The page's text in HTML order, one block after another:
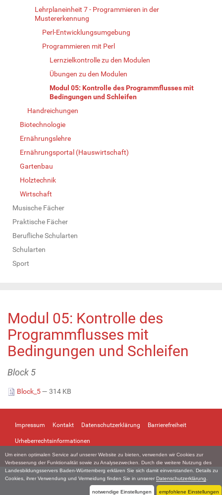
Um einen optimalen Service auf unserer Website zu bieten, verwenden wir Cookies zur
Verbesserung der Funktionalität sowie zu Analysezwecken. Durch die weitere Nutzung des
Landesbildungsservers Baden-Württemberg erklären Sie sich damit einverstanden. Details zu
Cookies, ihrer Verwendung und Vermeidung finden Sie in unserer Datenschutzerklärung
notwendige Einstellungen empfohlene Einstellungen
Lehrplaneinheit 7 - Programmieren in der
Mustererkennung
Perl-Entwicklungsumgebung
Programmieren mit Perl
Lernzielkontrolle zu den Modulen
Übungen zu den Modulen
Modul 05: Kontrolle des Programmflusses mit
Bedingungen und Schleifen
Handreichungen
Biotechnologie
Ernährungslehre
Ernährungsportal (Hauswirtschaft)
Gartenbau
Holztechnik
Wirtschaft
Musische Fächer
Praktische Fächer
Berufliche Schularten
Schularten
Sport
Modul 05: Kontrolle des
Programmflusses mit
Bedingungen und Schleifen
Block 5
Block_5— 314 KB
Impressum Kontakt Datenschutzerklärung Barrierefreiheit
Urheberrechtsinformationen